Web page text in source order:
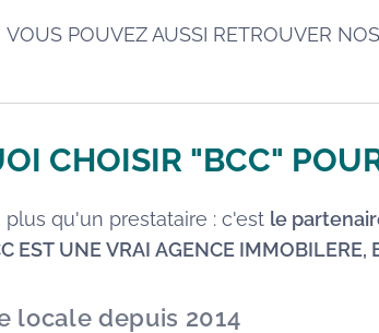
VOUS POUVEZ AUSSI RETROUVER
CHOISIR "BCC"
plus qu'un prestataire : c'est le
EST UNE VRAI AGENCE IMMOBILERE,
locale depuis 2014